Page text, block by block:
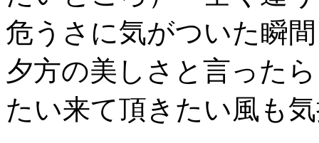
危うさに気がついた瞬
夕方の美しさと言っ
たい来て頂きたい風も